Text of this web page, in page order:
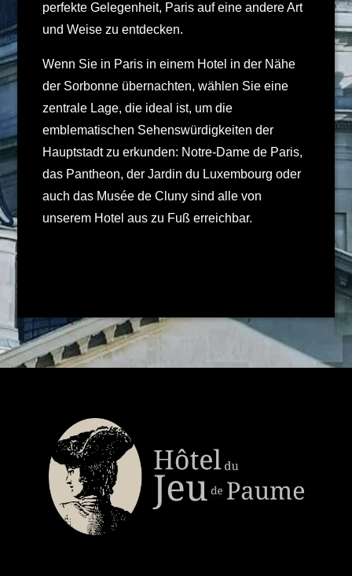
perfekte Gelegenheit, Paris auf eine andere Art
und Weise zu entdecken.
Wenn Sie in Paris in einem Hotel in der Nähe
der Sorbonne übernachten, wählen Sie eine
zentrale Lage, die ideal ist, um die
emblematischen Sehenswürdigkeiten der
Hauptstadt zu erkunden: Notre-Dame de Paris,
das Pantheon, der Jardin du Luxembourg oder
auch das Musée de Cluny sind alle von
unserem Hotel aus zu Fuß erreichbar.